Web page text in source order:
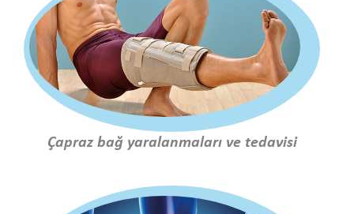
Çapraz bağ yaralanmaları ve tedavisi